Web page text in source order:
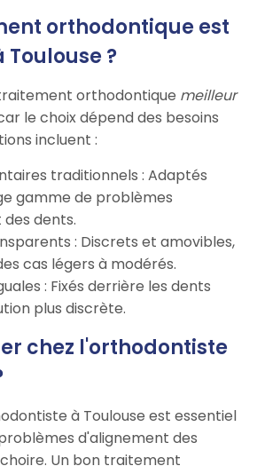
orthodontique est
?
orthodontique meilleur
le choix dépend des besoins
incluent :
traditionnels : Adaptés
gamme de problèmes
dents.
: Discrets et amovibles,
cas légers à modérés.
: Fixés derrière les dents
plus discrète.
chez l'orthodontiste
à Toulouse est essentiel
d'alignement des
Un bon traitement